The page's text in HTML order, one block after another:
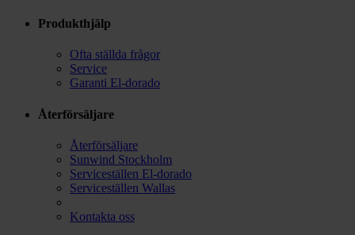
Produkthjälp
Ofta ställda frågor
Service
Garanti El-dorado
Återförsäljare
Återförsäljare
Sunwind Stockholm
Serviceställen El-dorado
Serviceställen Wallas
Kontakta oss